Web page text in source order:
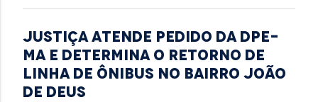
JUSTIÇA ATENDE PEDIDO DA DPE-
MA E DETERMINA O RETORNO DE
LINHA DE ÔNIBUS NO BAIRRO JOÃO
DE DEUS